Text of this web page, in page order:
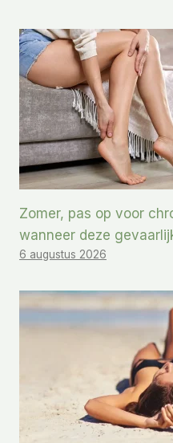
Zomer, pas op voor
wanneer deze
6 augustus 2026